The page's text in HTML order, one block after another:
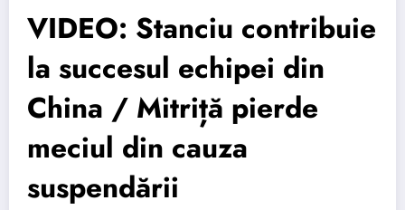
VIDEO: Stanciu contribuie
la succesul echipei din
China / Mitriță pierde
meciul din cauza
suspendării